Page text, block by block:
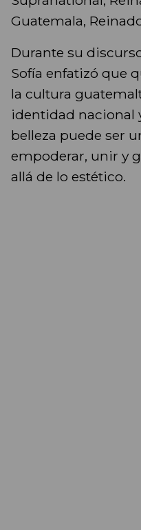
Guatemala,
Durante su
Sofía enfatizó que
la cultura
identidad nacional
belleza puede ser
empoderar, unir y
allá de lo estético.